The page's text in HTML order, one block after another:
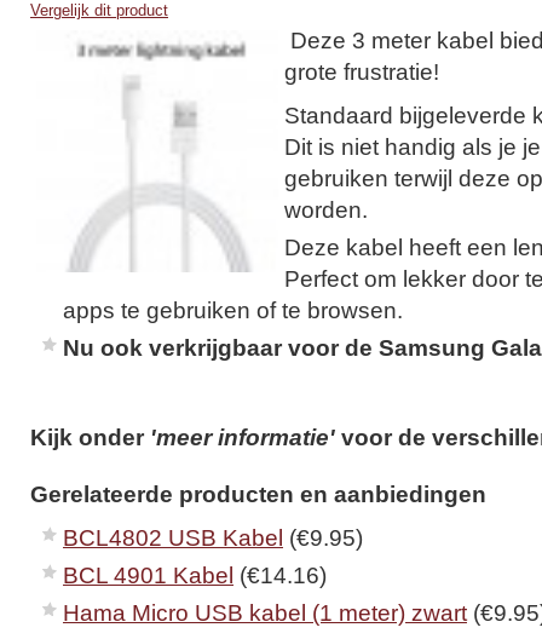
Vergelijk dit product
Deze 3 meter kabel
grote frustratie!
Standaard bijgeleverde
Dit is niet handig als je
gebruiken terwijl deze
worden.
Deze kabel heeft een
Perfect om lekker door
apps te gebruiken of te browsen.
Nu ook verkrijgbaar voor de Samsung
Kijk onder 'meer informatie' voor de
Gerelateerde producten en aanbiedingen
BCL4802 USB Kabel (€9.95)
BCL 4901 Kabel (€14.16)
Hama Micro USB kabel (1 meter) zwart